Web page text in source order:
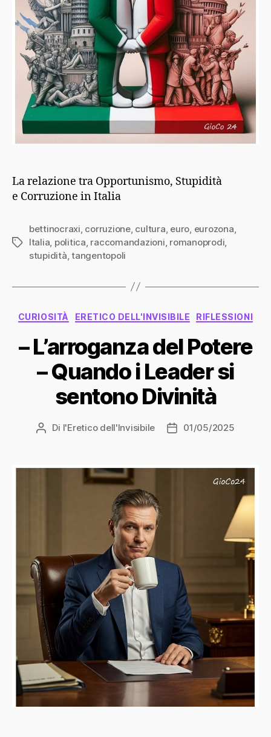
La relazione tra Opportunismo, Stupidità
e Corruzione in Italia
Tag
bettinocraxi corruzione, cultura euro eurozona
Italia politica raccomandazioni romanoprodi
stupidità ,tangentopoli
Categorie
CURIOSITÀ ERETICO DELL'INVISIBILE RIFLESSIONI
– L’arroganza del Potere
– Quando i Leader si
sentono Divinità
Autore
Di l'Eretico dell'Invisibile
Data01/05/2025